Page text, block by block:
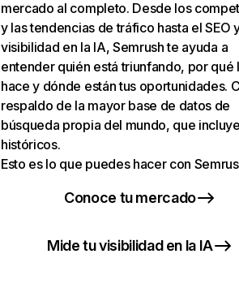
mercado al completo. Desde los
y las tendencias de tráfico hasta el SEO
visibilidad en la IA, Semrush te ayuda a
entender quién está triunfando, por qué
hace y dónde están tus oportunidades.
respaldo de la mayor base de datos de
búsqueda propia del mundo, que
históricos.
Esto es lo que puedes hacer con
Conoce tu mercado
Mide tu visibilidad en la IA